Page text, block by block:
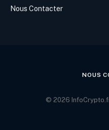
Nous Contacter
NOUS
© 2026